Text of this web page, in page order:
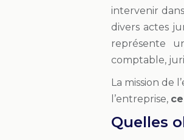
intervenir
divers actes
représente
comptable,
La mission de
l’entreprise,
Quelles